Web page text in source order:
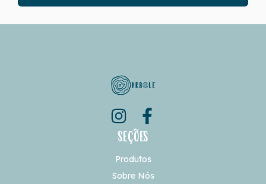
Seções
Produtos
Sobre Nós